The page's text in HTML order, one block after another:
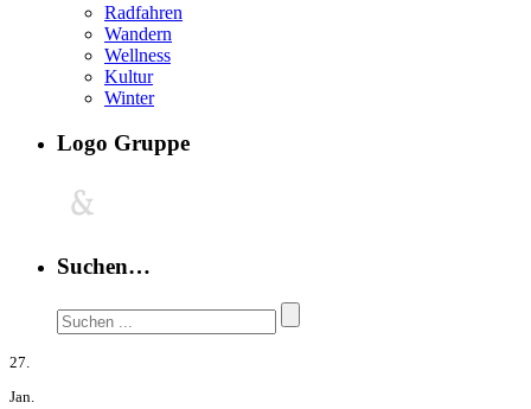
Radfahren
Wandern
Wellness
Kultur
Winter
Logo Gruppe
Suchen…
27.
Jan.